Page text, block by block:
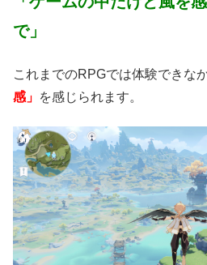
で」
これまでのRPGでは体験できな
感」 を感じられます。